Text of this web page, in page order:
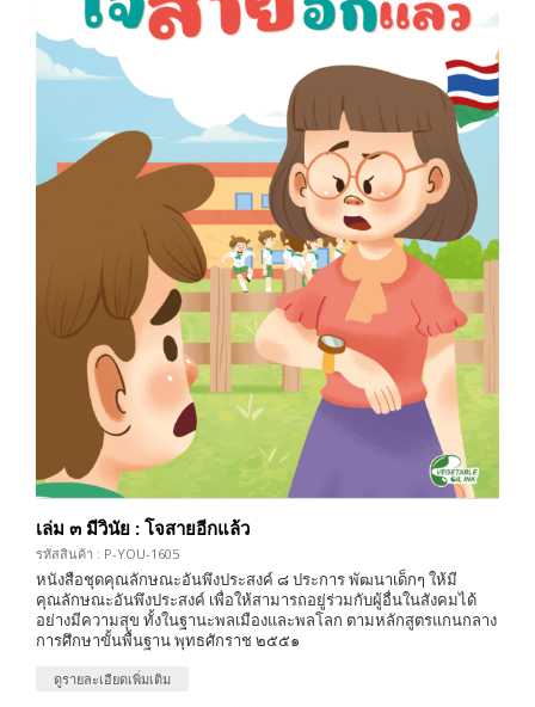
เล่ม ๓ มีวินัย : โจสายอีกแล้ว
รหัสสินค้า : P-YOU-1605
หนังสือชุดคุณลักษณะอันพึงประสงค์ ๘ ประการ พัฒนาเด็กๆ ให้มี
คุณลักษณะอันพึงประสงค์ เพื่อให้สามารถอยู่ร่วมกับผู้อื่นในสังคมได้
อย่างมีความสุข ทั้งในฐานะพลเมืองและพลโลก ตามหลักสูตรแกนกลาง
การศึกษาขั้นพื้นฐาน พุทธศักราช ๒๕๕๑
ดูรายละเอียดเพิ่มเติม